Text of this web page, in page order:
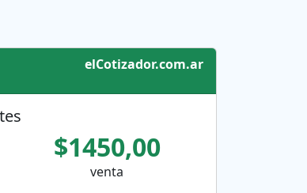
elCotizador.com.ar
$1450,00
venta